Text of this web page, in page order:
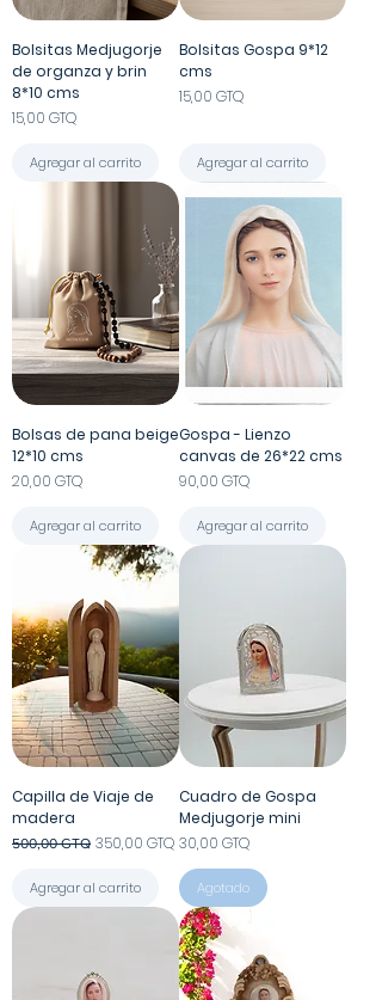
Bolsitas Medjugorje
de organza y brin
8*10 cms
Precio
15,00 GTQ
Agregar al carrito
Bolsitas Gospa 9*12
cms
Precio
15,00 GTQ
Agregar al carrito
Bolsas de pana beige
12*10 cms
Precio
20,00 GTQ
Agregar al carrito
Gospa - Lienzo
canvas de 26*22 cms
Precio
90,00 GTQ
Agregar al carrito
Capilla de Viaje de
madera
Precio
500,00 GTQ Precio de oferta
350,00 GTQ
Agregar al carrito
Cuadro de Gospa
Medjugorje mini
Precio
30,00 GTQ
Agotado